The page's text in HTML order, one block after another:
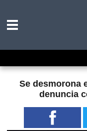
Se desmorona
denuncia